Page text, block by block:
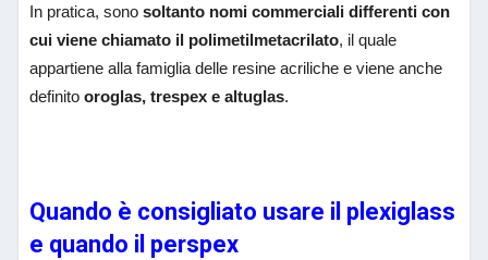
In pratica, sonosoltanto nomi commerciali differenti con
cui viene chiamato il polimetilmetacrilato, il quale
appartiene alla famiglia delle resine acriliche e viene anche
definitooroglas, trespex e altuglas.
Quando è consigliato usare il plexiglass
e quando il perspex